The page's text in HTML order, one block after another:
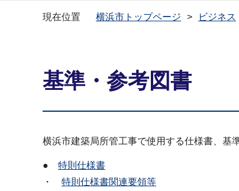
現在位置 横浜市トップページ ビジネス
基準・参考図書
横浜市建築局所管工事で使用する仕様書、基
● 特則仕様書
・ 特則仕様書関連要領等